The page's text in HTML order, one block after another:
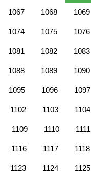
1067 1068 1069
1074 1075 1076
1081 1082 1083
1088 1089 1090
1095 1096 1097
1102 1103 1104
1109 1110 1111
1116 1117 1118
1123 1124 1125